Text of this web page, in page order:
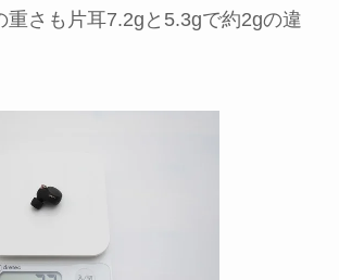
重さも片耳7.2gと5.3gで約2gの違